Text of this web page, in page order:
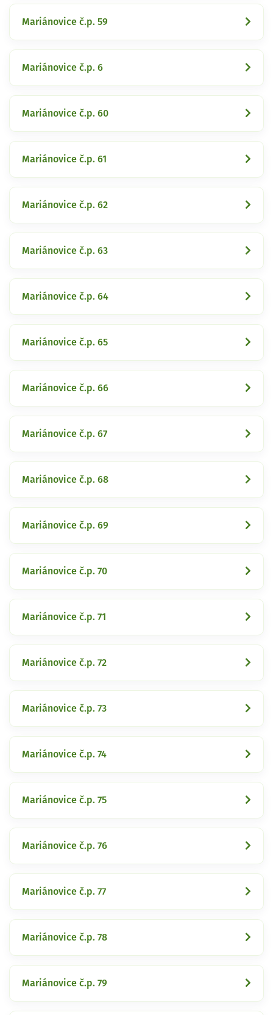
Mariánovice č.p. 59
Mariánovice č.p. 6
Mariánovice č.p. 60
Mariánovice č.p. 61
Mariánovice č.p. 62
Mariánovice č.p. 63
Mariánovice č.p. 64
Mariánovice č.p. 65
Mariánovice č.p. 66
Mariánovice č.p. 67
Mariánovice č.p. 68
Mariánovice č.p. 69
Mariánovice č.p. 70
Mariánovice č.p. 71
Mariánovice č.p. 72
Mariánovice č.p. 73
Mariánovice č.p. 74
Mariánovice č.p. 75
Mariánovice č.p. 76
Mariánovice č.p. 77
Mariánovice č.p. 78
Mariánovice č.p. 79